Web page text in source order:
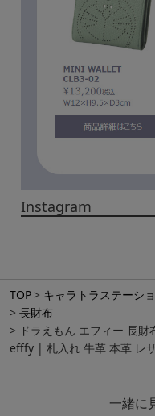
TOP キャラトラステーシ
長財布
ドラえもん エフィー 長
efffy | 札入れ 牛革 本革 レ
Instagram
一緒に